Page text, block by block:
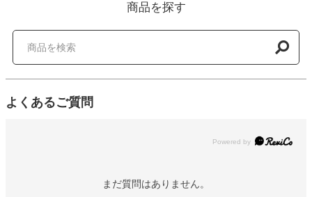
商品を探す
よくあるご質問
Powered by
まだ質問はありません。